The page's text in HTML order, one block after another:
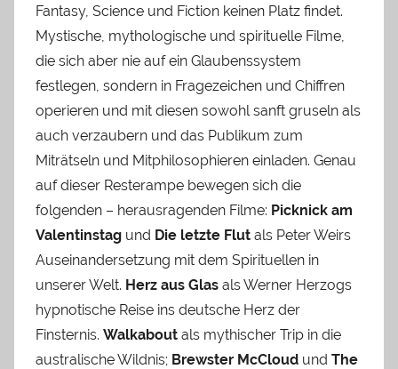
Fantasy, Science und Fiction keinen Platz findet.
Mystische, mythologische und spirituelle Filme,
die sich aber nie auf ein Glaubenssystem
festlegen, sondern in Fragezeichen und Chiffren
operieren und mit diesen sowohl sanft gruseln als
auch verzaubern und das Publikum zum
Miträtseln und Mitphilosophieren einladen. Genau
auf dieser Resterampe bewegen sich die
folgenden – herausragenden Filme: Picknick am
Valentinstag und Die letzte Flut als Peter Weirs
Auseinandersetzung mit dem Spirituellen in
unserer Welt. Herz aus Glas als Werner Herzogs
hypnotische Reise ins deutsche Herz der
Finsternis. Walkabout als mythischer Trip in die
australische Wildnis; Brewster McCloud und The